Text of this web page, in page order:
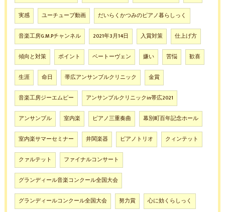
実感 ユーチューブ動画 だいらくかつみのピアノ暮らしっく
音楽工房G.M.Pチャンネル 2021年3月14日 入賞対策 仕上げ方
傾向と対策 ポイント ベートーヴェン 嫌い 苦悩 歓喜
生涯 命日 帯広アンサンブルクリニック 金賞
音楽工房ジーエムピー アンサンブルクリニックin帯広2021
アンサンブル 室内楽 ピアノ三重奏曲 幕別町百年記念ホール
室内楽サマーセミナー 井関楽器 ピアノトリオ クィンテット
クァルテット ファイナルコンサート
グランディール音楽コンクール全国大会
グランディールコンクール全国大会 努力賞 心に効くらしっく